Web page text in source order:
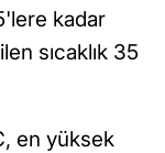
kadar
sıcaklık 35
en yüksek